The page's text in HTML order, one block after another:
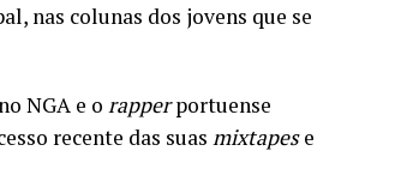
nas colunas dos jovens que se
NGA e o rapperportuense
recente das suas mixtapese